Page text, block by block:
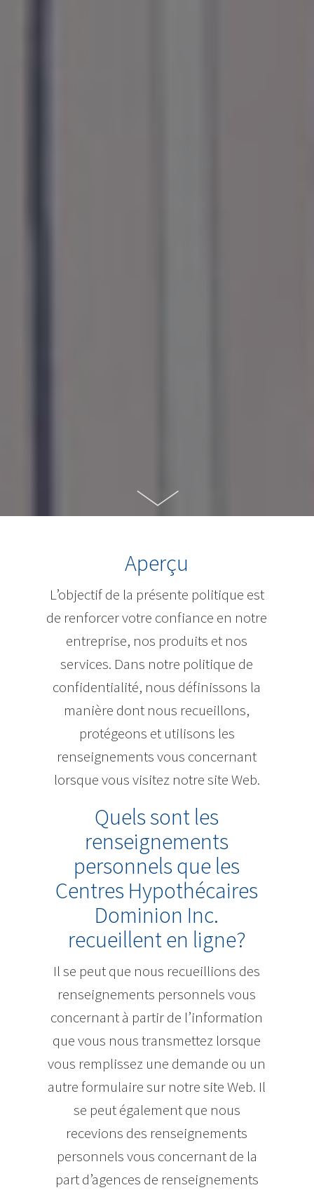
Aperçu
L’objectif de la présente politique est
de renforcer votre confiance en notre
entreprise, nos produits et nos
services. Dans notre politique de
confidentialité, nous définissons la
manière dont nous recueillons,
protégeons et utilisons les
renseignements vous concernant
lorsque vous visitez notre site Web.
Quels sont les
renseignements
personnels que les
Centres Hypothécaires
Dominion Inc.
recueillent en ligne?
Il se peut que nous recueillions des
renseignements personnels vous
concernant à partir de l’information
que vous nous transmettez lorsque
vous remplissez une demande ou un
autre formulaire sur notre site Web. Il
se peut également que nous
recevions des renseignements
personnels vous concernant de la
part d’agences de renseignements